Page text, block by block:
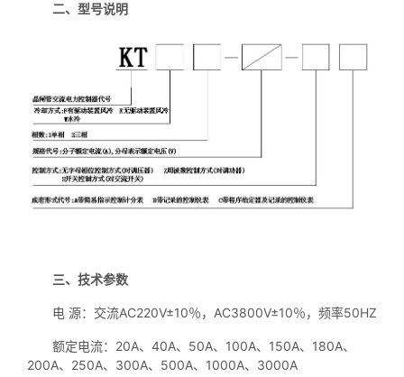
二、型号说明
三、技术参数
电 源：交流AC220V±10％，AC3800V±10％，频率50HZ
额定电流：20A、40A、50A、100A、150A、180A、
200A、250A、300A、500A、1000A、3000A